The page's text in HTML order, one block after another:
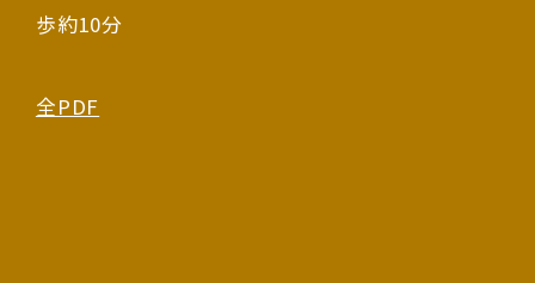
歩約10分
全PDF